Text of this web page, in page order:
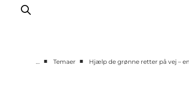
… ■ Temaer ■ Hjælp de grønne retter på vej –